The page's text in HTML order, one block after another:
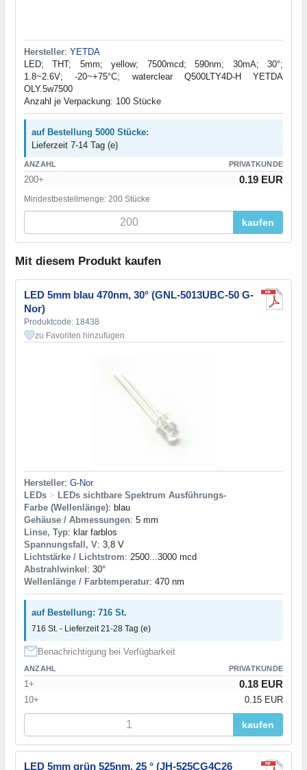
Hersteller: YETDA
LED; THT; 5mm; yellow; 7500mcd; 590nm; 30mA; 30°;
1.8~2.6V; -20~+75°C; waterclear Q500LTY4D-H YETDA
OLY.5w7500
Anzahl je Verpackung: 100 Stücke
auf Bestellung 5000 Stücke:
Lieferzeit 7-14 Tag (e)
ANZAHL PRIVATKUNDE
200+ 0.19 EUR
Mindestbestellmenge: 200 Stücke
kaufen
Mit diesem Produkt kaufen
LED 5mm blau 470nm, 30° (GNL-5013UBC-50 G-
Nor)
Produktcode: 18438
zu Favoriten hinzufügen
Hersteller: G-Nor
LEDs > LEDs sichtbare Spektrum Ausführungs-
Farbe (Wellenlänge): blau
Gehäuse / Abmessungen: 5 mm
Linse, Typ: klar farblos
Spannungsfall, V: 3,8 V
Lichtstärke / Lichtstrom: 2500...3000 mcd
Abstrahlwinkel : 30°
Wellenlänge / Farbtemperatur: 470 nm
auf Bestellung: 716 St.
716 St. - Lieferzeit 21-28 Tag (e)
Benachrichtigung bei Verfügbarkeit
ANZAHL PRIVATKUNDE
1+ 0.18 EUR
10+ 0.15 EUR
kaufen
LED 5mm grün 525nm, 25 ° (JH-525CG4C26